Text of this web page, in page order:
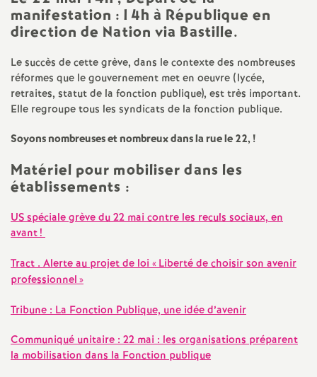
e
n
t
s
d
e
S
e
c
o
manifestation :14h à République en
direction de Nation via Bastille.
Le succès de cette grève, dans le contexte des nombreuses
réformes que le gouvernement met en oeuvre (lycée,
retraites, statut de la fonction publique), est très important.
Elle regroupe tous les syndicats de la fonction publique.
Soyons nombreuses et nombreux dans la rue le 22,!
Matériel pour mobiliser dans les
établissements :
USspéciale grève du 22 mai contre les reculs sociaux, en
avant!
Tract . Alerte au projet de loi «Liberté de choisir son avenir
professionnel»
Tribune : La Fonction Publique, une idée d’avenir
Communiqué unitaire : 22 mai : les organisations préparent
la mobilisation dans la Fonction publique